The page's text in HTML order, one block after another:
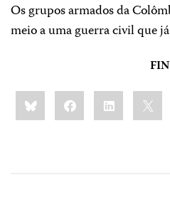
Os grupos armados da
meio a uma guerra civil que
FIN
Share
this:BlueskyFacebookLinkedIn